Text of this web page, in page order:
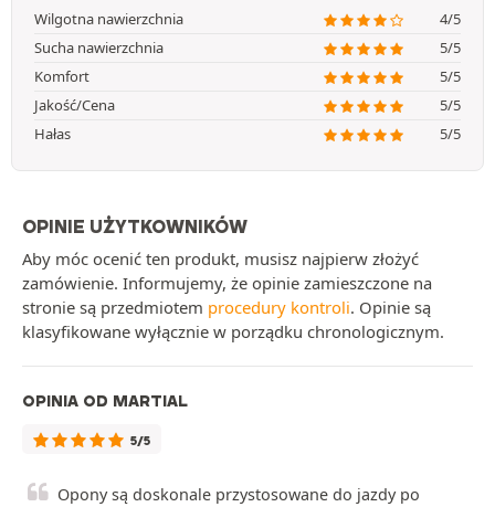
Wilgotna nawierzchnia
4/5
Sucha nawierzchnia
5/5
Komfort
5/5
Jakość/Cena
5/5
Hałas
5/5
OPINIE UŻYTKOWNIKÓW
Aby móc ocenić ten produkt, musisz najpierw złożyć
zamówienie. Informujemy, że opinie zamieszczone na
stronie są przedmiotem procedury kontroli. Opinie są
klasyfikowane wyłącznie w porządku chronologicznym.
OPINIA OD MARTIAL
5/5
Opony są doskonale przystosowane do jazdy po